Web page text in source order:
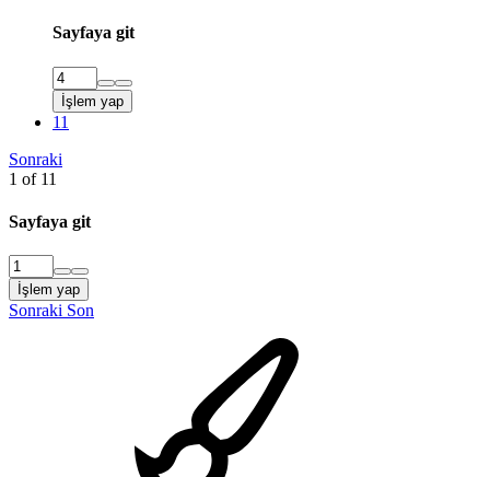
Sayfaya git
İşlem yap
11
Sonraki
1 of 11
Sayfaya git
İşlem yap
Sonraki Son